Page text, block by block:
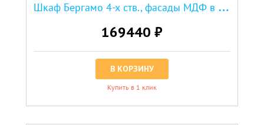
Ш
каф Бергамо 4-х ств., фасады МДФ в эмали
169440 ₽
В КОРЗИНУ
Купить в 1 клик